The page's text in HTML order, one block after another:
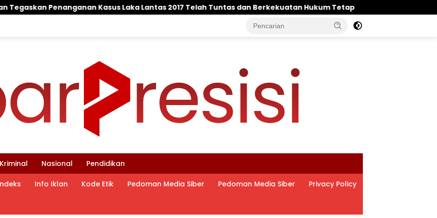
Lantas 2017 Telah Tuntas dan Berkekuatan Hukum Tetap ‎Polres Pasuruan Mutasi Tiga Penyidik Polsek
Kriminal Nasional Pendidikan
Info Iklan Kode Etik Pedoman Media Siber Pedoman Media Siber Privacy Policy